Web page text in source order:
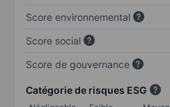
Score environnemental
Score social
Score de gouvernance
Catégorie de risques ESG